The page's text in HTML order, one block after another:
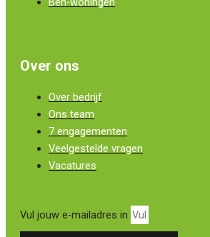
Over ons
Over bedrijf
Ons team
7 engagementen
Veelgestelde vragen
Vacatures
Vul jouw e-mailadres in